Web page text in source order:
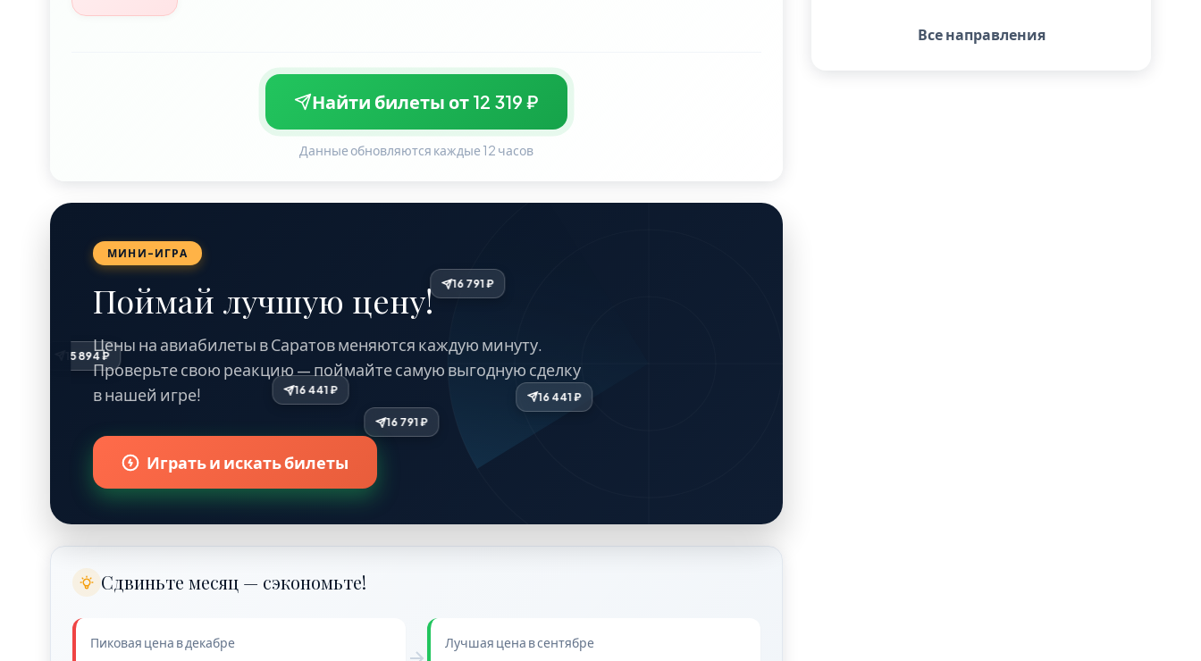
Найти билеты от 12 319 ₽
Данные обновляются каждые 12 часов
16 441 ₽
МИНИ-ИГРА
Поймай лучшую цену!
Цены на авиабилеты в Саратов меняются каждую минуту.
Проверьте свою реакцию — поймайте самую выгодную сделку
в нашей игре!
Играть и искать билеты
Сдвиньте месяц — сэкономьте!
Пиковая цена в декабре Лучшая цена в сентябре
Все направления